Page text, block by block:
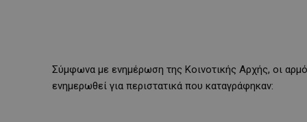
Σύμφωνα με ενημέρωση της Κοινοτικής Αρχής, οι
ενημερωθεί για περιστατικά που καταγράφηκαν: